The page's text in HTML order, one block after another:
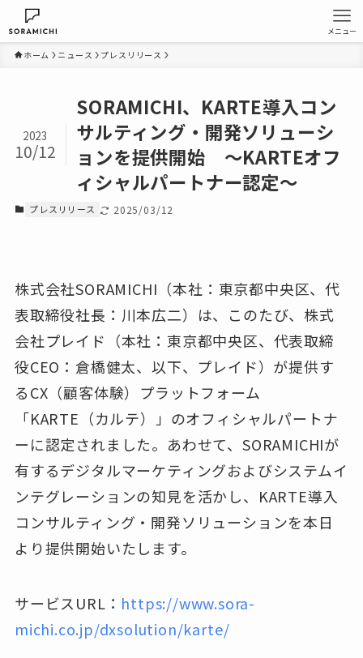
メニュー
ホーム ニュース プレスリリース
SORAMICHI、KARTE導入コン
サルティング・開発ソリューシ
ョンを提供開始 ～KARTEオフ
ィシャルパートナー認定～
2023
10/12
プレスリリース 2025/03/12
株式会社SORAMICHI（本社：東京都中央区、代
表取締役社長：川本広二）は、このたび、株式
会社プレイド（本社：東京都中央区、代表取締
役CEO：倉橋健太、以下、プレイド）が提供す
るCX（顧客体験）プラットフォーム
「KARTE（カルテ）」のオフィシャルパートナ
ーに認定されました。あわせて、SORAMICHIが
有するデジタルマーケティングおよびシステムイ
ンテグレーションの知見を活かし、KARTE導入
コンサルティング・開発ソリューションを本日
より提供開始いたします。
サービスURL： https://www.sora-
michi.co.jp/dxsolution/karte/